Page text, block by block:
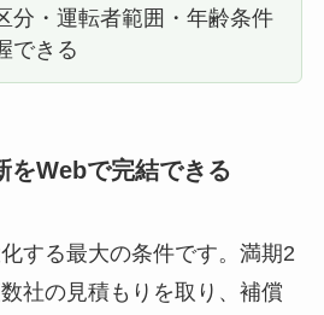
分・運転者範囲・年齢条件
できる
をWebで完結できる
する最大の条件です。満期2
社の見積もりを取り、補償